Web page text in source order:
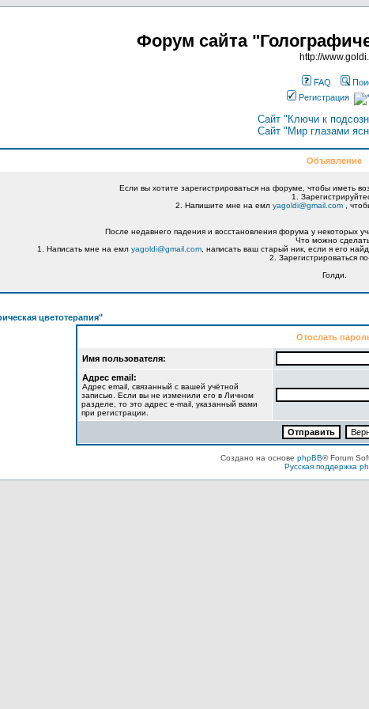
Форум сайта
http://
FAQ
Регистрация
Сайт "Ключи к
Сайт "Мир глазами
Объявление
Если вы хотите зарегистрироваться на форуме, чтобы иметь
1.
2. Напишите мне на емл yagoldi@gmail.com ,
После недавнего падения и восстановления форума у некоторых
Что можно
1. Написать мне на емл yagoldi@gmail.com , написать ваш старый ник, если я его
2. Зарегистрироваться
Голди.
цветотерапия"
Отослать
Имя пользователя:
Адрес email:
Адрес email, связанный с вашей учётной
записью. Если вы не изменили его в Личном
разделе, то это адрес e-mail, указанный вами
при регистрации.
Создано на основе phpBB® Forum
Русская поддержка